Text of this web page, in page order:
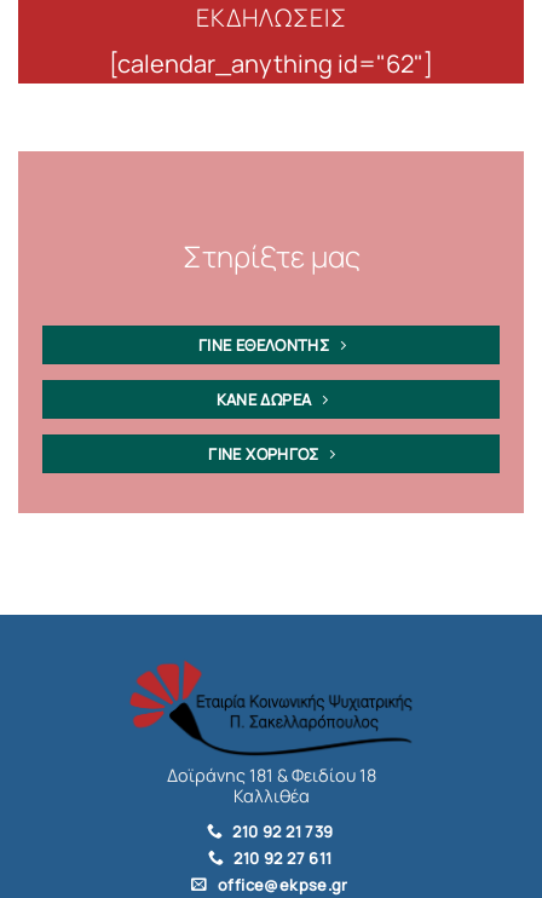
ΕΚΔΗΛΩΣΕΙΣ
[calendar_anything id="62"]
Στηρίξτε μας
ΓΙΝΕ ΕΘΕΛΟΝΤΗΣ
ΚΑΝΕ ΔΩΡΕΑ
ΓΙΝΕ ΧΟΡΗΓΟΣ
Δοϊράνης 181 & Φειδίου 18
Καλλιθέα
210 92 21 739
210 92 27 611
office@ekpse.gr